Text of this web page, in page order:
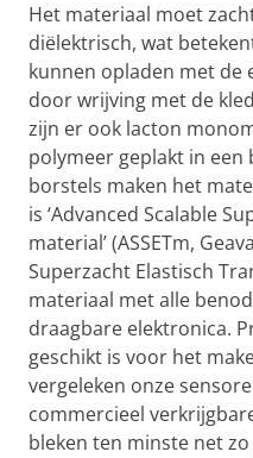
Het materiaal moet
diëlektrisch, wat
kunnen opladen met
door wrijving met de
zijn er ook lacton
polymeer geplakt in
borstels maken het
is ‘Advanced Scalable
material’ (ASSETm,
Superzacht Elastisch
materiaal met alle
draagbare elektronica.
geschikt is voor het
vergeleken onze
commercieel
bleken ten minste net zo